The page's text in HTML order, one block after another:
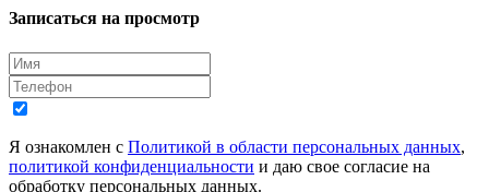
Записаться на просмотр
Я ознакомлен с Политикой в области персональных данных,
политикой конфиденциальности и даю свое согласие на
обработку персональных данных.